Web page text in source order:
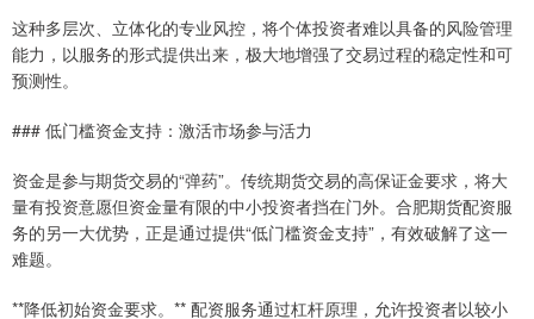
这种多层次、立体化的专业风控，将个体投资者难以具备的风险管理
能力，以服务的形式提供出来，极大地增强了交易过程的稳定性和可
预测性。
### 低门槛资金支持：激活市场参与活力
资金是参与期货交易的“弹药”。传统期货交易的高保证金要求，将大
量有投资意愿但资金量有限的中小投资者挡在门外。合肥期货配资服
务的另一大优势，正是通过提供“低门槛资金支持”，有效破解了这一
难题。
**降低初始资金要求。** 配资服务通过杠杆原理，允许投资者以较小